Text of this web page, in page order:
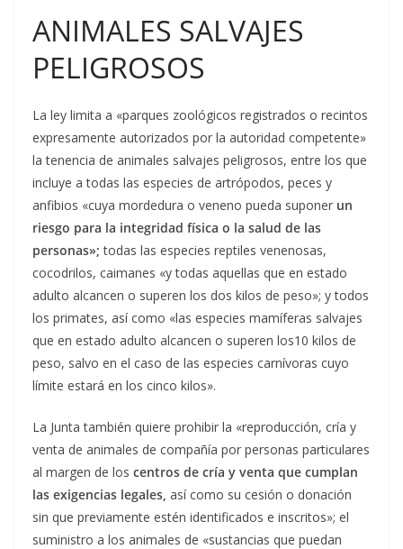
ANIMALES SALVAJES
PELIGROSOS
La ley limita a «parques zoológicos registrados o recintos
expresamente autorizados por la autoridad competente»
la tenencia de animales salvajes peligrosos, entre los que
incluye a todas las especies de artrópodos, peces y
anfibios «cuya mordedura o veneno pueda suponer un
riesgo para la integridad física o la salud de las
personas»;todas las especies reptiles venenosas,
cocodrilos, caimanes «y todas aquellas que en estado
adulto alcancen o superen los dos kilos de peso»; y todos
los primates, así como «las especies mamíferas salvajes
que en estado adulto alcancen o superen los10 kilos de
peso, salvo en el caso de las especies carnívoras cuyo
límite estará en los cinco kilos».
La Junta también quiere prohibir la «reproducción, cría y
venta de animales de compañía por personas particulares
al margen de los centros de cría y venta que cumplan
las exigencias legales, así como su cesión o donación
sin que previamente estén identificados e inscritos»; el
suministro a los animales de «sustancias que puedan